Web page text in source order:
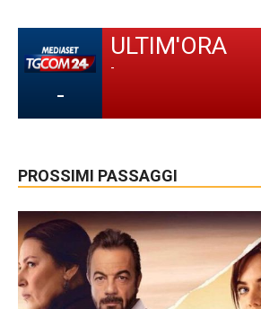
-
ULTIM'ORA
-
PROSSIMI PASSAGGI